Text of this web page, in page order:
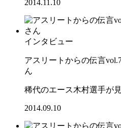
2014.11.10
インタビュー
アスリートからの伝言
ん
稀代のエース木村選手が
2014.09.10